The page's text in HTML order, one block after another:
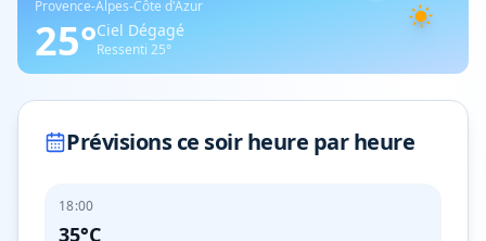
Provence-Alpes-Côte d'Azur
25°Ciel Dégagé
Ressenti 25°
Prévisions ce soir heure par heure
18:00
35°C